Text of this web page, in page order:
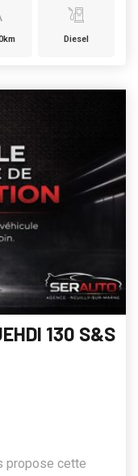
Diesel
130 S&S
propose cette